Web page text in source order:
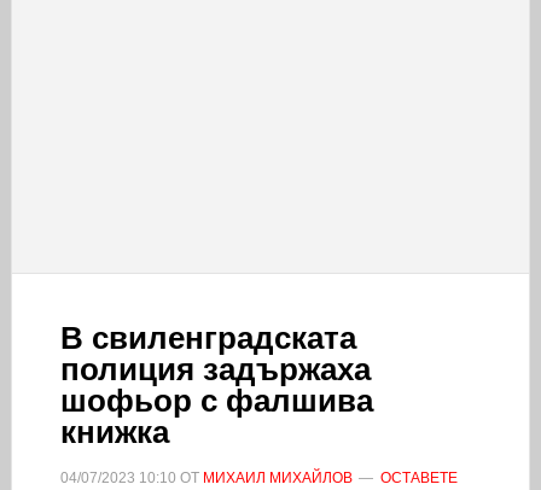
В свиленградската
полиция задържаха
шофьор с фалшива
книжка
04/07/2023 10:10 ОТ МИХАИЛ МИХАЙЛОВ
ОСТАВЕТЕ